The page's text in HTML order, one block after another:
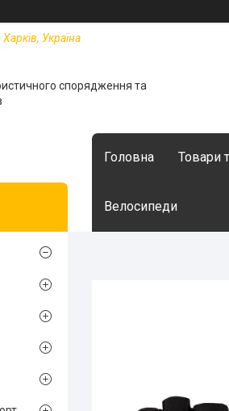
Україна
спорядження та
Головна Товари
Велосипеди